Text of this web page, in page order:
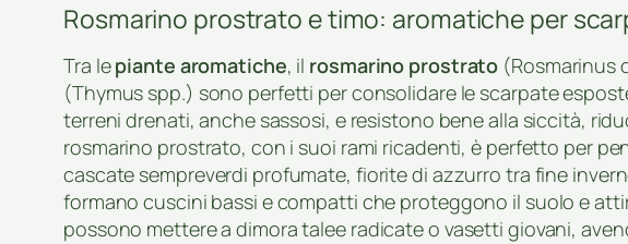
Rosmarino prostrato e timo: aromatiche per
Tra lepiante aromatiche, il rosmarino prostrato (Rosmarinus
(Thymus spp.) sono perfetti per consolidare le scarpate
terreni drenati, anche sassosi, e resistono bene alla siccità,
rosmarino prostrato, con i suoi rami ricadenti, è perfetto per
cascate sempreverdi profumate, fiorite di azzurro tra fine
formano cuscini bassi e compatti che proteggono il suolo e
possono mettere a dimora talee radicate o vasetti giovani,